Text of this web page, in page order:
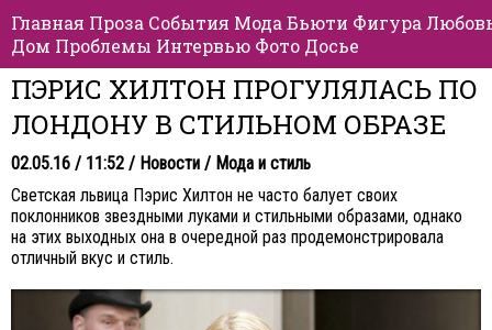
Главная Проза События Мода Бьюти Фигура
Дом Проблемы Интервью Фото Досье
ПЭРИС ХИЛТОН ПРОГУЛЯЛАСЬ ПО
ЛОНДОНУ В СТИЛЬНОМ ОБРАЗЕ
02.05.16 / 11:52 / Новости / Мода и стиль
Светская львица Пэрис Хилтон не часто балует своих
поклонников звездными луками и стильными образами, однако
на этих выходных она в очередной раз продемонстрировала
отличный вкус и стиль.